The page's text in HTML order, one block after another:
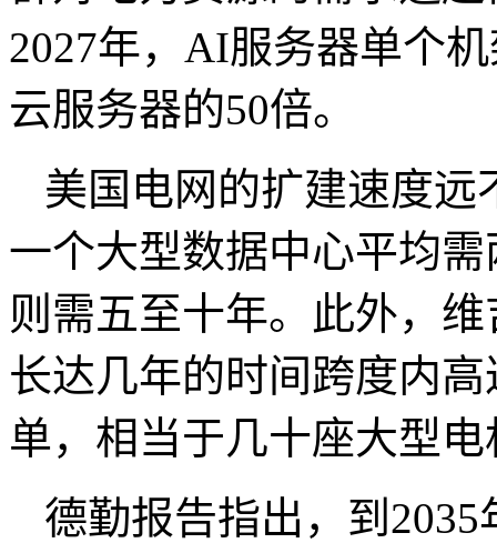
2027年， AI服务器单个
云服务器的50倍。
美国电网的扩建速度
一个大型数据中心平均
则需五至十年。此外，
长达几年的时间跨度内高
单，相当于几十座大型
德勤报告指出，到 2035